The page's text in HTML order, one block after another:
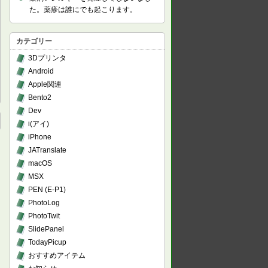
た。薬疹は誰にでも起こります。
カテゴリー
3Dプリンタ
Android
Apple関連
Bento2
Dev
i(アイ)
iPhone
JATranslate
macOS
MSX
PEN (E-P1)
PhotoLog
PhotoTwit
SlidePanel
TodayPicup
おすすめアイテム